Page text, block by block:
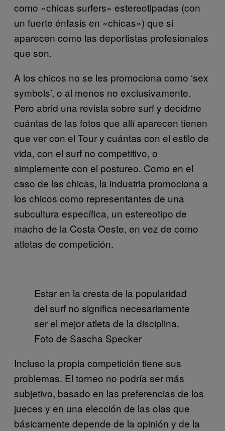
como «chicas surfers» estereotipadas (con
un fuerte énfasis en «chicas») que si
aparecen como las deportistas profesionales
que son.
A los chicos no se les promociona como ‘sex
symbols’, o al menos no exclusivamente.
Pero abrid una revista sobre surf y decidme
cuántas de las fotos que allí aparecen tienen
que ver con el Tour y cuántas con el estilo de
vida, con el surf no competitivo, o
simplemente con el postureo. Como en el
caso de las chicas, la industria promociona a
los chicos como representantes de una
subcultura específica, un estereotipo de
macho de la Costa Oeste, en vez de como
atletas de competición.
Estar en la cresta de la popularidad
del surf no significa necesariamente
ser el mejor atleta de la disciplina.
Foto de Sascha Specker
Incluso la propia competición tiene sus
problemas. El torneo no podría ser más
subjetivo, basado en las preferencias de los
jueces y en una elección de las olas que
básicamente depende de la opinión y de la